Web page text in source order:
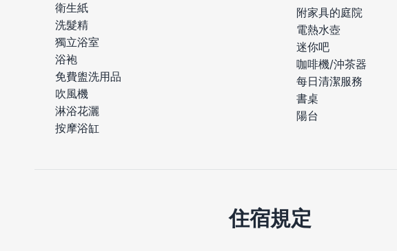
衛生紙
洗髮精
獨立浴室
浴袍
免費盥洗用品
吹風機
淋浴花灑
按摩浴缸
附家具的庭院
電熱水壺
迷你吧
咖啡機/沖茶器
每日清潔服務
書桌
陽台
住宿規定